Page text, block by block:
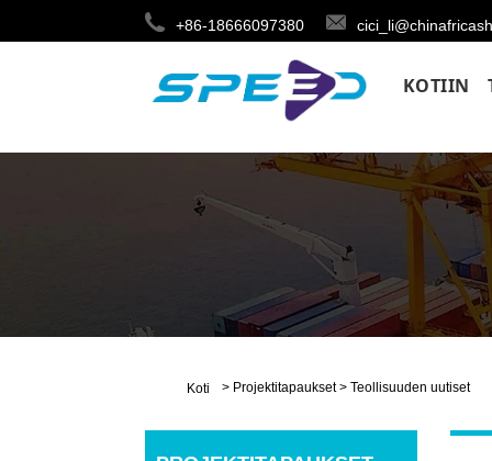
+86-18666097380
KOTIIN
Koti > Projektitapaukset > Teollisuuden uutiset